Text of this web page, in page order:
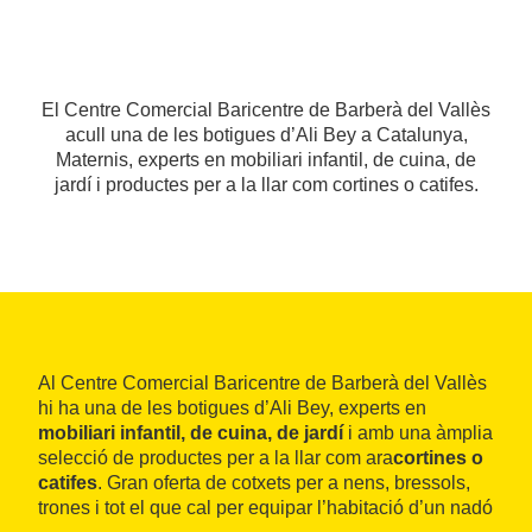
El Centre Comercial Baricentre de Barberà del Vallès
acull una de les botigues d’Ali Bey a Catalunya,
Maternis, experts en mobiliari infantil, de cuina, de
jardí i productes per a la llar com cortines o catifes.
Al Centre Comercial Baricentre de Barberà del Vallès
hi ha una de les botigues d’Ali Bey, experts en
mobiliari infantil, de cuina, de jardí i amb una àmplia
selecció de productes per a la llar com aracortines o
catifes. Gran oferta de cotxets per a nens, bressols,
trones i tot el que cal per equipar l’habitació d’un nadó